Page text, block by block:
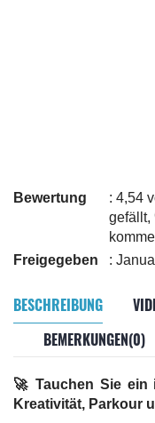
Bewertung
: 4,54
gefällt,
Freigegeben
:
BESCHREIBUNG
BEMERKUNGEN(0)
🚀 Tauchen Sie ein
Kreativität, Parkour